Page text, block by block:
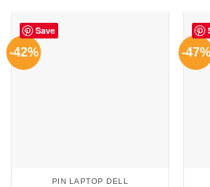
Save
-42%
PIN LAPTOP DELL
-47%